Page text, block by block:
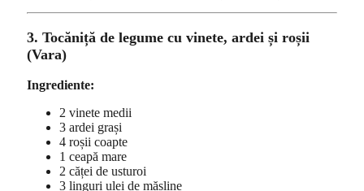
3. Tocăniță de legume cu vinete, ardei și roșii
(Vara)
Ingrediente:
2 vinete medii
3 ardei grași
4 roșii coapte
1 ceapă mare
2 căței de usturoi
3 linguri ulei de măsline